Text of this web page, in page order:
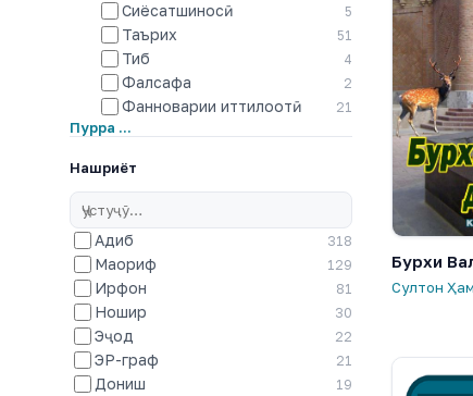
Сиёсатшиносӣ 5
Таърих 51
Тиб 4
Фалсафа 2
Фанноварии иттилоотӣ 21
Пурра …
Нашриёт
Адиб 318
Маориф 129
Ирфон 81
Ношир 30
Эҷод 22
ЭР-граф 21
Дониш 19
Бурхи
Султон